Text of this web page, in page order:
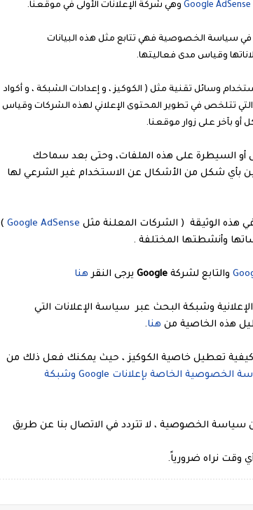
Google AdSense وهي شركة الإعلانات الأولى في موقعنا.
في سياسة الخصوصية فهي تتابع مثل هذه البيانات
وقياس مدى فعاليتها.
وسائل تقنية مثل ( الكوكيز ، و إعدادات الشبكة ، و أكواد
تتلخص في تطوير المحتوى الإعلاني لهذه الشركات وقياس
بآخر على زوار موقعنا.
أو السيطرة على هذه الملفات، وحتى بعد سماحك
بأي شكل من الأشكال عن الاستخدام غير الشرعي لها
الوثيقة ( الشركات المعلنة مثل Google AdSense
)
وأنشطتها المختلفة .
والتابع لشركة Google يرجى النقر هنا
وشبكة البحث عبر سياسة الإعلانات التي
هذه الخاصية من هنا.
كيفية تعطيل خاصية الكوكيز ، حيث يمكنك فعل ذلك من
سياسة الخصوصية الخاصة بإعلانات Google وشبكة
سياسة الخصوصية ، لا تتردد في الاتصال بنا عن طريق
وقت نراه ضرورياً.